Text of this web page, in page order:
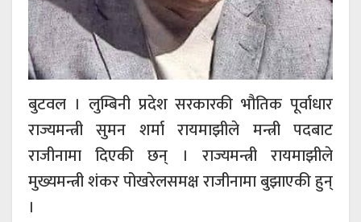
बुटवल । लुम्बिनी प्रदेश सरकारकी भौतिक पूर्वाधार
राज्यमन्त्री सुमन शर्मा रायमाझीले मन्त्री पदबाट
राजीनामा दिएकी छन् । राज्यमन्त्री रायमाझीले
मुख्यमन्त्री शंकर पोखरेलसमक्ष राजीनामा बुझाएकी हुन्
।